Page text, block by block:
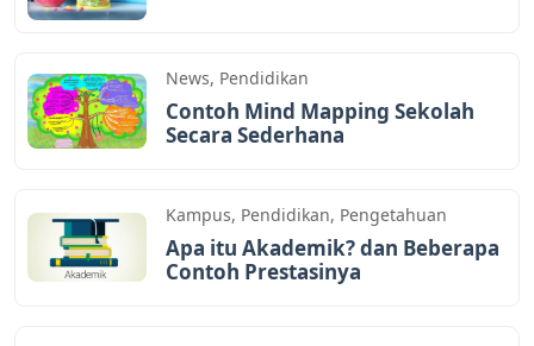
News, Pendidikan
Contoh Mind Mapping Sekolah
Secara Sederhana
Kampus, Pendidikan, Pengetahuan
Apa itu Akademik? dan Beberapa
Contoh Prestasinya